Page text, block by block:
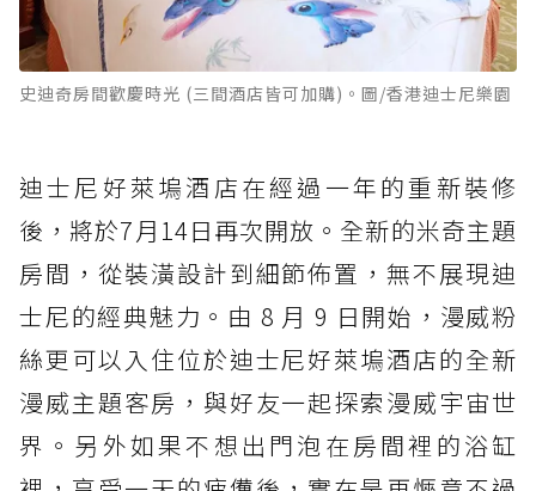
史迪奇房間歡慶時光 (三間酒店皆可加購)。圖/香港迪士尼樂園
迪士尼好萊塢酒店在經過一年的重新裝修
後，將於7月14日再次開放。全新的米奇主題
房間，從裝潢設計到細節佈置，無不展現迪
士尼的經典魅力。由 8 月 9 日開始，漫威粉
絲更可以入住位於迪士尼好萊塢酒店的全新
漫威主題客房，與好友一起探索漫威宇宙世
界。另外如果不想出門泡在房間裡的浴缸